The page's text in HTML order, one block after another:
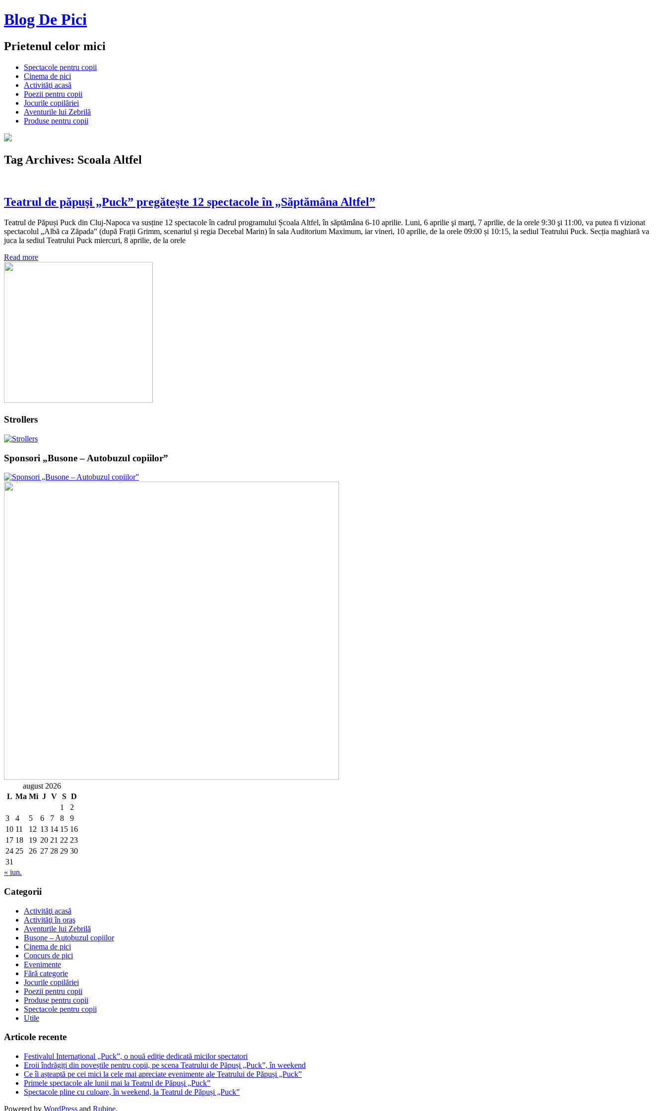
Blog De Pici
Prietenul celor mici
Spectacole pentru copii
Cinema de pici
Activităţi acasă
Poezii pentru copii
Jocurile copilăriei
Aventurile lui Zebrilă
Produse pentru copii
Tag Archives: Scoala Altfel
Teatrul de păpuşi „Puck” pregăteşte 12 spectacole în „Săptămâna Altfel”
Teatrul de Păpuși Puck din Cluj-Napoca va susține 12 spectacole în cadrul programului Școala Altfel, în săptămâna 6-10 aprilie. Luni, 6 aprilie şi marţi, 7 aprilie, de la orele 9:30 şi 11:00, va putea fi vizionat
spectacolul „Albă ca Zăpada” (după Frații Grimm, scenariul și regia Decebal Marin) în sala Auditorium Maximum, iar vineri, 10 aprilie, de la orele 09:00 și 10:15, la sediul Teatrului Puck. Secția maghiară va
juca la sediul Teatrului Puck miercuri, 8 aprilie, de la orele
Read more
Strollers
Sponsori „Busone – Autobuzul copiilor”
august 2026
L Ma Mi J V S D
1
2
3
4 5 6 7 8
9
10 11 12 13 14 15 16
17 18 19 20 21 22 23
24 25 26 27 28 29 30
31
« iun.
Categorii
Activităţi acasă
Activităţi în oraş
Aventurile lui Zebrilă
Busone – Autobuzul copiilor
Cinema de pici
Concurs de pici
Evenimente
Fără categorie
Jocurile copilăriei
Poezii pentru copii
Produse pentru copii
Spectacole pentru copii
Utile
Articole recente
Festivalul Internațional „Puck”, o nouă ediție dedicată micilor spectatori
Eroii îndrăgiți din poveștile pentru copii, pe scena Teatrului de Păpuși „Puck”, în weekend
Ce îi așteaptă pe cei mici la cele mai apreciate evenimente ale Teatrului de Păpuși „Puck”
Primele spectacole ale lunii mai la Teatrul de Păpuși „Puck”
Spectacole pline cu culoare, în weekend, la Teatrul de Păpuși „Puck”
Powered by WordPress and Rubine.